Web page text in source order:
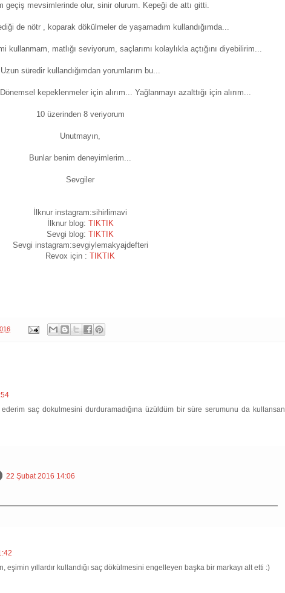
geçiş mevsimlerinde olur, sinir olurum. Kepeği de attı gitti.
de nötr , koparak dökülmeler de yaşamadım kullandığımda...
kullanmam, matlığı seviyorum, saçlarımı kolaylıkla açtığını diyebilirim...
Uzun süredir kullandığımdan yorumlarım bu...
kepeklenmeler için alırım... Yağlanmayı azalttığı için alırım...
10 üzerinden 8 veriyorum
Unutmayın,
Bunlar benim deneyimlerim...
Sevgiler
İlknur instagram:sihirlimavi
İlknur blog: TIKTIK
Sevgi blog: TIKTIK
Sevgi instagram:sevgiylemakyajdefteri
Revox için : TIKTIK
saç dokulmesini durduramadığına üzüldüm bir süre serumunu da kullansan
22 Şubat 2016 14:06
eşimin yıllardır kullandığı saç dökülmesini engelleyen başka bir markayı alt etti :)